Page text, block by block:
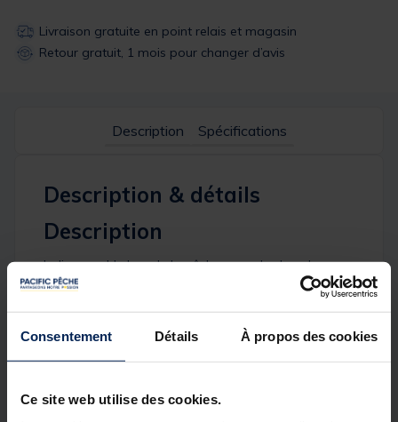
Consentement Détails À propos des cookies
Ce site web utilise des cookies.
Livraison gratuite en point relais et magasin
Retour gratuit, 1 mois pour changer d’avis
Description Spécifications
Description & détails
Description
Indispensable lors de la pêche avec des buzzbars
traditionnels. Fabriqué à partir d'une pièce solide en
aluminium anodisé et doté d'une vis moletée
monobloc, il est conçu pour durer tout en étant
esthétique. Conçu principalement pour la gamme
20/20, il est également compatible avec d'autres
piques de 16 mm disponibles chez Trakker.
Détails